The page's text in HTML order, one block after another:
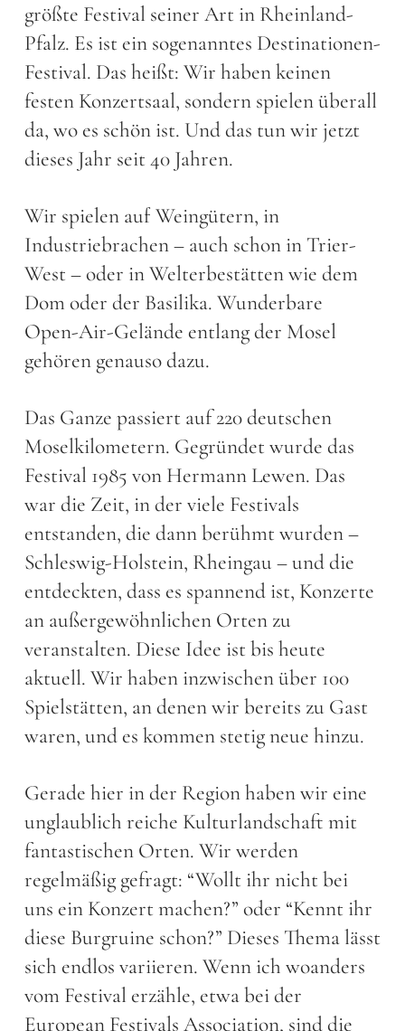
größte Festival seiner Art in Rheinland-
Pfalz. Es ist ein sogenanntes Destinationen-
Festival. Das heißt: Wir haben keinen
festen Konzertsaal, sondern spielen überall
da, wo es schön ist. Und das tun wir jetzt
dieses Jahr seit 40 Jahren.
Wir spielen auf Weingütern, in
Industriebrachen – auch schon in Trier-
West – oder in Welterbestätten wie dem
Dom oder der Basilika. Wunderbare
Open-Air-Gelände entlang der Mosel
gehören genauso dazu.
Das Ganze passiert auf 220 deutschen
Moselkilometern. Gegründet wurde das
Festival 1985 von Hermann Lewen. Das
war die Zeit, in der viele Festivals
entstanden, die dann berühmt wurden –
Schleswig-Holstein, Rheingau – und die
entdeckten, dass es spannend ist, Konzerte
an außergewöhnlichen Orten zu
veranstalten. Diese Idee ist bis heute
aktuell. Wir haben inzwischen über 100
Spielstätten, an denen wir bereits zu Gast
waren, und es kommen stetig neue hinzu.
Gerade hier in der Region haben wir eine
unglaublich reiche Kulturlandschaft mit
fantastischen Orten. Wir werden
regelmäßig gefragt: “Wollt ihr nicht bei
uns ein Konzert machen?” oder “Kennt ihr
diese Burgruine schon?” Dieses Thema lässt
sich endlos variieren. Wenn ich woanders
vom Festival erzähle, etwa bei der
European Festivals Association, sind die